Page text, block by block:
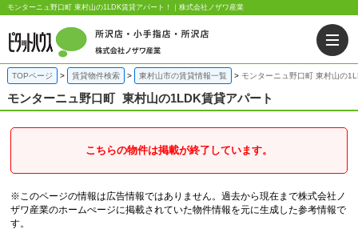
モンターニュ野口町 東村山の1LDK賃貸アパート！｜株式会社ノザワ産業
TOPページ 賃貸物件検索 東村山市の賃貸情報一覧 モンターニュ野口町 東村山の
モンターニュ野口町 東村山の1LDK賃貸アパート
こちらの物件は掲載が終了しています。
※このページの情報は広告情報ではありません。過去から現在まで株式会社ノ
ザワ産業のホームぺージに掲載されていた物件情報を元に生成した参考情報で
す。